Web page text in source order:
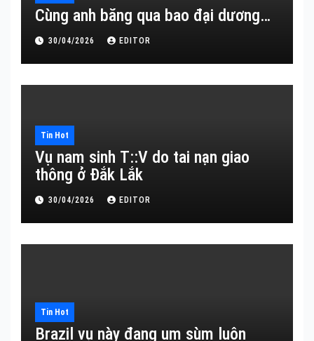
Cùng anh băng qua bao đại dương…
30/04/2026 EDITOR
Tin Hot
Vụ nam sinh T::V do tai nạn giao
thông ở Đắk Lắk
30/04/2026 EDITOR
Tin Hot
Brazil vụ này đang um sùm luôn